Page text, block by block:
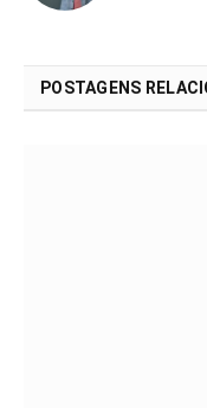
POSTAGENS